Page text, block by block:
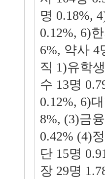
명 0.18%,
0.12%, 6)
6%, 약사 4
직 1)유학
수 13명
0.12%, 6)
8%, (3)금
0.42% (4)
단 15명
장 29명